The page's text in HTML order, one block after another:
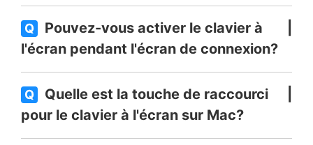
Q
Pouvez-vous activer le clavier à
l'écran pendant l'écran de connexion?
Q
Quelle est la touche de raccourci
pour le clavier à l'écran sur Mac?